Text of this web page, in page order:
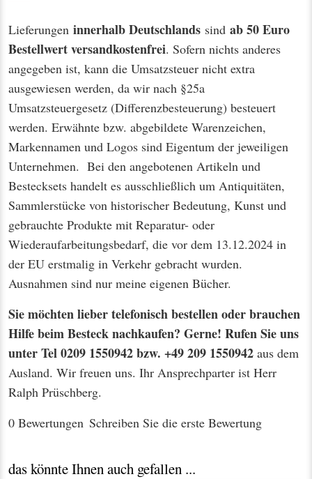
Lieferungen innerhalb Deutschlands sind ab 50 Euro
Bestellwertversandkostenfrei. Sofern nichts anderes
angegeben ist, kann die Umsatzsteuer nicht extra
ausgewiesen werden, da wir nach §25a
Umsatzsteuergesetz (Differenzbesteuerung) besteuert
werden. Erwähnte bzw. abgebildete Warenzeichen,
Markennamen und Logos sind Eigentum der jeweiligen
Unternehmen. Bei den angebotenen Artikeln und
Bestecksets handelt es ausschließlich um Antiquitäten,
Sammlerstücke von historischer Bedeutung, Kunst und
gebrauchte Produkte mit Reparatur- oder
Wiederaufarbeitungsbedarf, die vor dem 13.12.2024 in
der EU erstmalig in Verkehr gebracht wurden.
Ausnahmen sind nur meine eigenen Bücher.
Sie möchten lieber telefonisch bestellen oder brauchen
Hilfe beim Besteck nachkaufen? Gerne! Rufen Sie uns
unter Tel 0209 1550942 bzw. +49 209 1550942 aus dem
Ausland. Wir freuen uns. Ihr Ansprechparter ist Herr
Ralph Prüschberg.
0 Bewertungen Schreiben Sie die erste Bewertung
das könnte Ihnen auch gefallen ...